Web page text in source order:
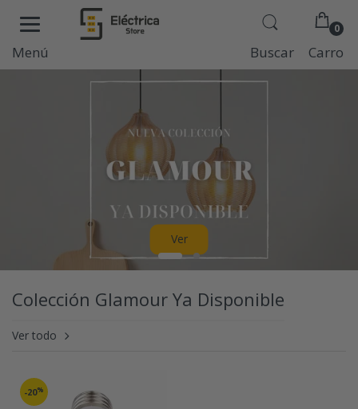
0
Menú Buscar Carro
Ver
Colección Glamour Ya Disponible
Ver todo
-20%